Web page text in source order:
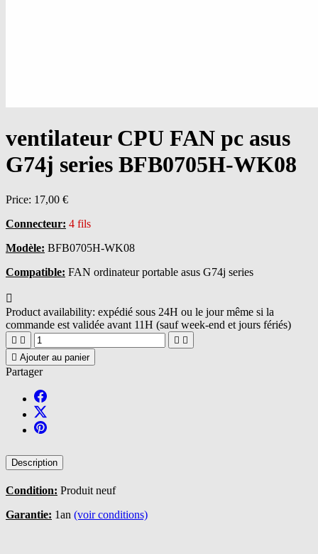
ventilateur CPU FAN pc asus
G74j series BFB0705H-WK08
Price: 17,00 €
Connecteur: 4 fils
Modèle: BFB0705H-WK08
Compatible: FAN ordinateur portable asus G74j series

Product availability: expédié sous 24H ou le jour même si la
commande est validée avant 11H (sauf week-end et jours fériés)
   
 Ajouter au panier
Partager
Description
Condition: Produit neuf
Garantie: 1an (voir conditions)